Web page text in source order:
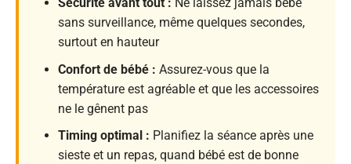
sans surveillance, même quelques secondes,
surtout en hauteur
Confort de bébé : Assurez-vous que la
température est agréable et que les accessoires
ne le gênent pas
Timing optimal : Planifiez la séance après une
sieste et un repas, quand bébé est de bonne